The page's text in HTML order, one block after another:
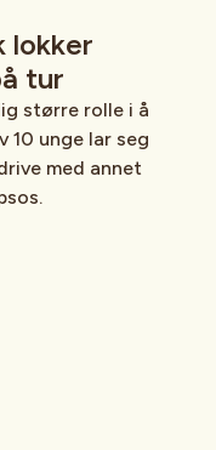
lokker
tur
større rolle i å
10 unge lar seg
med annet